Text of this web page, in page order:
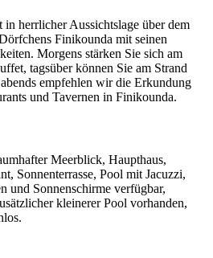
in herrlicher Aussichtslage über dem
Finikounda mit seinen
Morgens stärken Sie sich am
tagsüber können Sie am Strand
empfehlen wir die Erkundung
und Tavernen in Finikounda.
Meerblick, Haupthaus,
Sonnenterrasse, Pool mit Jacuzzi,
und Sonnenschirme verfügbar,
kleinerer Pool vorhanden,